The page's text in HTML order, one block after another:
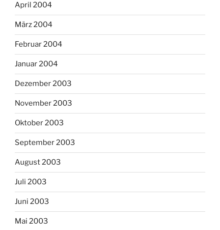
April 2004
März 2004
Februar 2004
Januar 2004
Dezember 2003
November 2003
Oktober 2003
September 2003
August 2003
Juli 2003
Juni 2003
Mai 2003